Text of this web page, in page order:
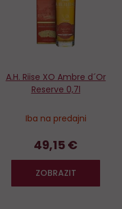
A.H. Riise XO Ambre d´Or
Reserve 0,7l
Iba na predajni
49,15 €
ZOBRAZIT